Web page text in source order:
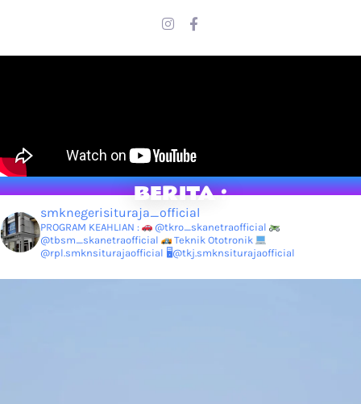
BERITA :
smknegerisituraja_official
PROGRAM KEAHLIAN :
@tkro_skanetraofficial
@tbsm_skanetraofficial
Teknik Ototronik
@rpl.smknsiturajaofficial 🖥@tkj.smknsiturajaofficial